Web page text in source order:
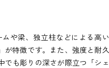
や梁、独立柱などによる高い
が特徴です。また、強度と耐久
も彫りの深さが際立つ「シェ